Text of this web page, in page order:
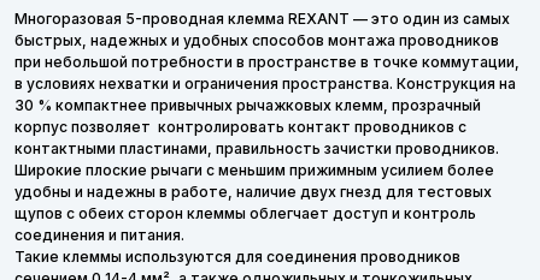
Многоразовая 5-проводная клемма REXANT — это один из самых
быстрых, надежных и удобных способов монтажа проводников
при небольшой потребности в пространстве в точке коммутации,
в условиях нехватки и ограничения пространства. Конструкция на
30 % компактнее привычных рычажковых клемм, прозрачный
корпус позволяет контролировать контакт проводников с
контактными пластинами, правильность зачистки проводников.
Широкие плоские рычаги с меньшим прижимным усилием более
удобны и надежны в работе, наличие двух гнезд для тестовых
щупов с обеих сторон клеммы облегчает доступ и контроль
соединения и питания.
Такие клеммы используются для соединения проводников